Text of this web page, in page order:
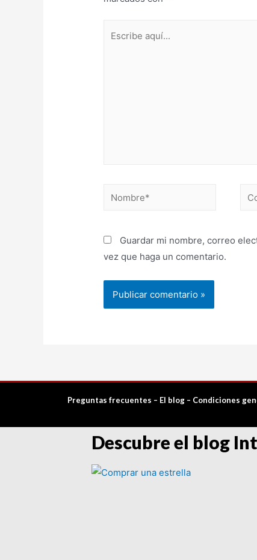
Guardar mi nombre, correo
vez que haga un comentario.
Preguntas frecuentes – El blog – Condiciones
Descubre el blog